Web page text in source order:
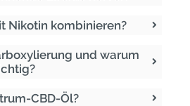
Nikotin kombinieren?
und warum
CBD-Öl?